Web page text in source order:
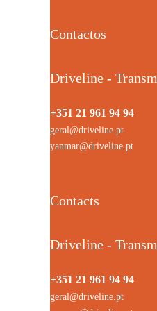
Contactos
Driveline -
+351 21 961 94 94
geral@driveline.pt
yanmar@driveline.pt
Contacts
Driveline -
+351 21 961 94 94
geral@driveline.pt